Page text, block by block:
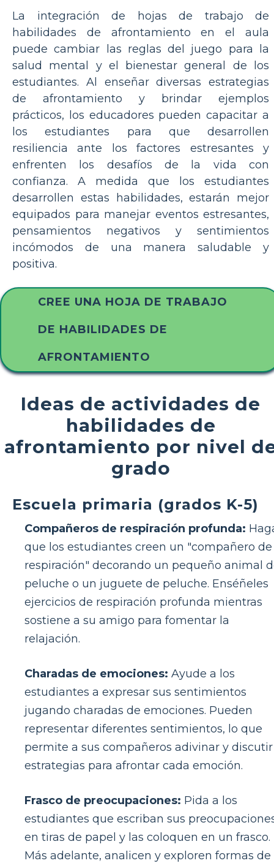
La integración de hojas de trabajo de
habilidades de afrontamiento en el aula
puede cambiar las reglas del juego para la
salud mental y el bienestar general de los
estudiantes. Al enseñar diversas estrategias
de afrontamiento y brindar ejemplos
prácticos, los educadores pueden capacitar a
los estudiantes para que desarrollen
resiliencia ante los factores estresantes y
enfrenten los desafíos de la vida con
confianza. A medida que los estudiantes
desarrollen estas habilidades, estarán mejor
equipados para manejar eventos estresantes,
pensamientos negativos y sentimientos
incómodos de una manera saludable y
positiva.
CREE UNA HOJA DE TRABAJO
DE HABILIDADES DE
AFRONTAMIENTO
Ideas de actividades de
habilidades de
afrontamiento por nivel
grado
Escuela primaria (grados K-5)
Compañeros de respiración profunda:
que los estudiantes creen un "compañero de
respiración" decorando un pequeño animal
peluche o un juguete de peluche. Enséñeles
ejercicios de respiración profunda mientras
sostiene a su amigo para fomentar la
relajación.
Charadas de emociones: Ayude a los
estudiantes a expresar sus sentimientos
jugando charadas de emociones. Pueden
representar diferentes sentimientos, lo que
permite a sus compañeros adivinar y discutir
estrategias para afrontar cada emoción.
Frasco de preocupaciones: Pida a los
estudiantes que escriban sus
en tiras de papel y las coloquen en un frasco.
Más adelante, analicen y exploren formas de